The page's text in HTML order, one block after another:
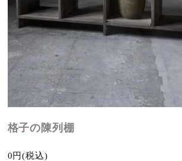
格子の陳列棚
0円(税込)